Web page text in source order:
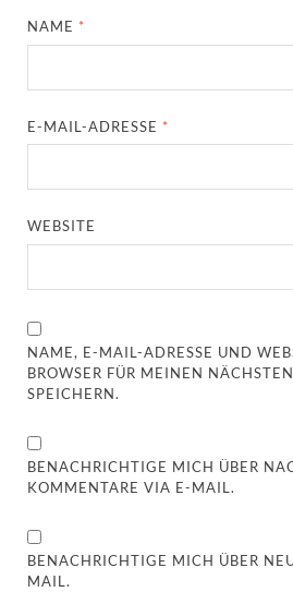
NAME *
E-MAIL-ADRESSE *
WEBSITE
NAME, E-MAIL-ADRESSE UND
BROWSER FÜR MEINEN
SPEICHERN.
BENACHRICHTIGE MICH ÜBER
KOMMENTARE VIA E-MAIL.
BENACHRICHTIGE MICH ÜBER
MAIL.